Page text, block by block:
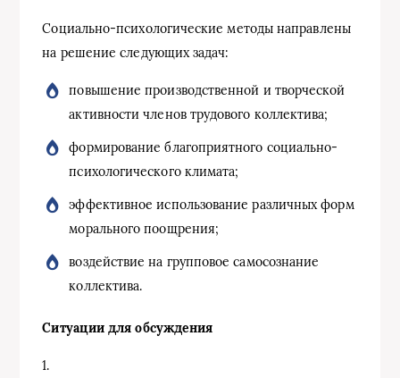
Социально-психологические методы направлены
на решение следующих задач:
повышение производственной и творческой
активности членов трудового коллектива;
формирование благоприятного социально-
психологического климата;
эффективное использование различных форм
морального поощрения;
воздействие на групповое самосознание
коллектива.
Ситуации для обсуждения
1.